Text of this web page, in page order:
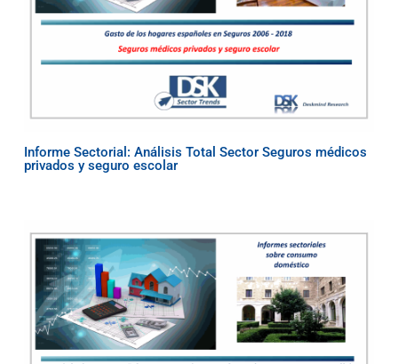
Informe Sectorial: Análisis Total Sector Seguros médicos
privados y seguro escolar